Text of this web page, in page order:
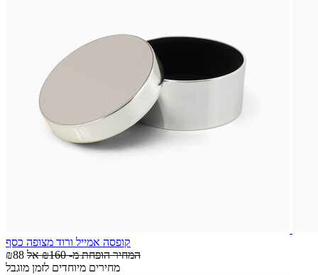
קופסה אמייל ורוד מצופה כסף
₪88
המחיר הופחת מ-₪160 אל
מחירים מיוחדים לזמן מוגבל